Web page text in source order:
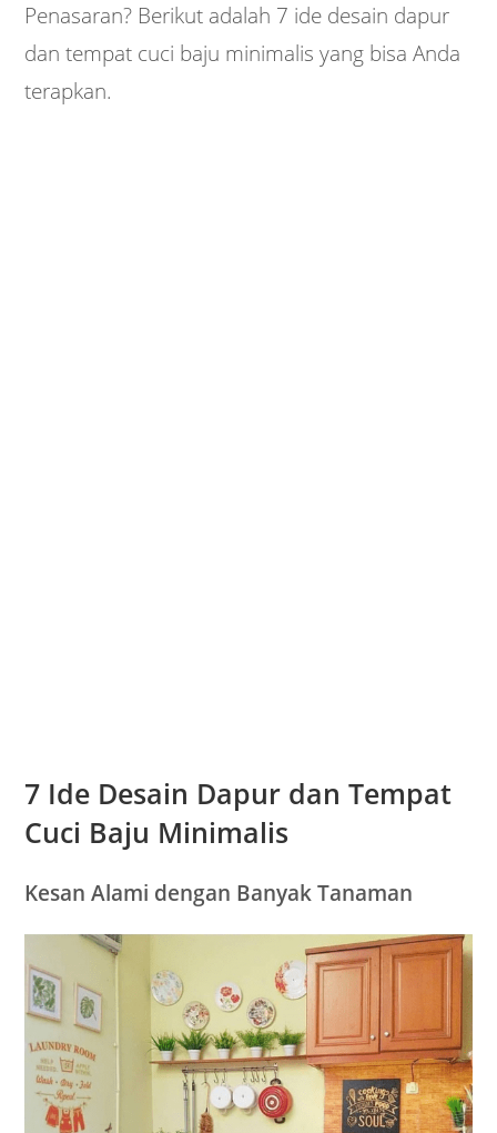
Penasaran? Berikut adalah 7 ide desain dapur
dan tempat cuci baju minimalis yang bisa Anda
terapkan.
7 Ide Desain Dapur dan Tempat
Cuci Baju Minimalis
Kesan Alami dengan Banyak Tanaman